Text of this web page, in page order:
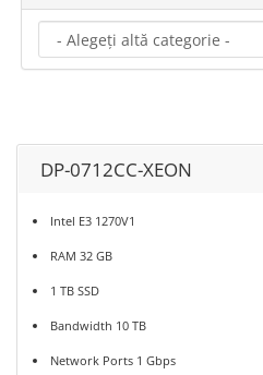
DP-0712CC-XEON
Intel E3 1270V1
RAM 32 GB
1 TB SSD
Bandwidth 10 TB
Network Ports 1 Gbps